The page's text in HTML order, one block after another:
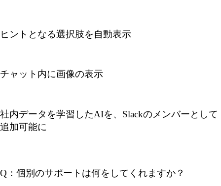
ヒントとなる選択肢を自動表示
チャット内に画像の表示
社内データを学習したAIを、Slackのメンバーとして
追加可能に
Q：個別のサポートは何をしてくれますか？